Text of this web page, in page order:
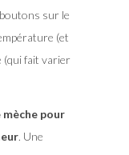
sur le
(et
(qui fait varier
mèche pour
. Une